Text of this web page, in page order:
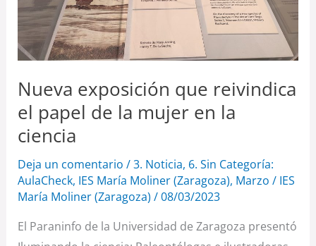
Nueva exposición que reivindica
el papel de la mujer en la
ciencia
Deja un comentario /3. Noticia, 6. Sin Categoría:
AulaCheck, IES María Moliner (Zaragoza), Marzo / IES
María Moliner (Zaragoza) /08/03/2023
El Paraninfo de la Universidad de Zaragoza presentó
mujer
en
la
ciencia